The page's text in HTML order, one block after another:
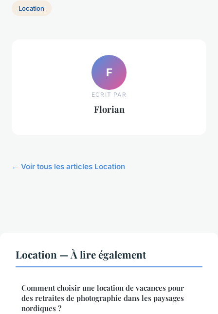
Location
F
ECRIT PAR
Florian
← Voir tous les articles Location
Location — À lire également
Comment choisir une location de vacances pour
des retraites de photographie dans les paysages
nordiques ?